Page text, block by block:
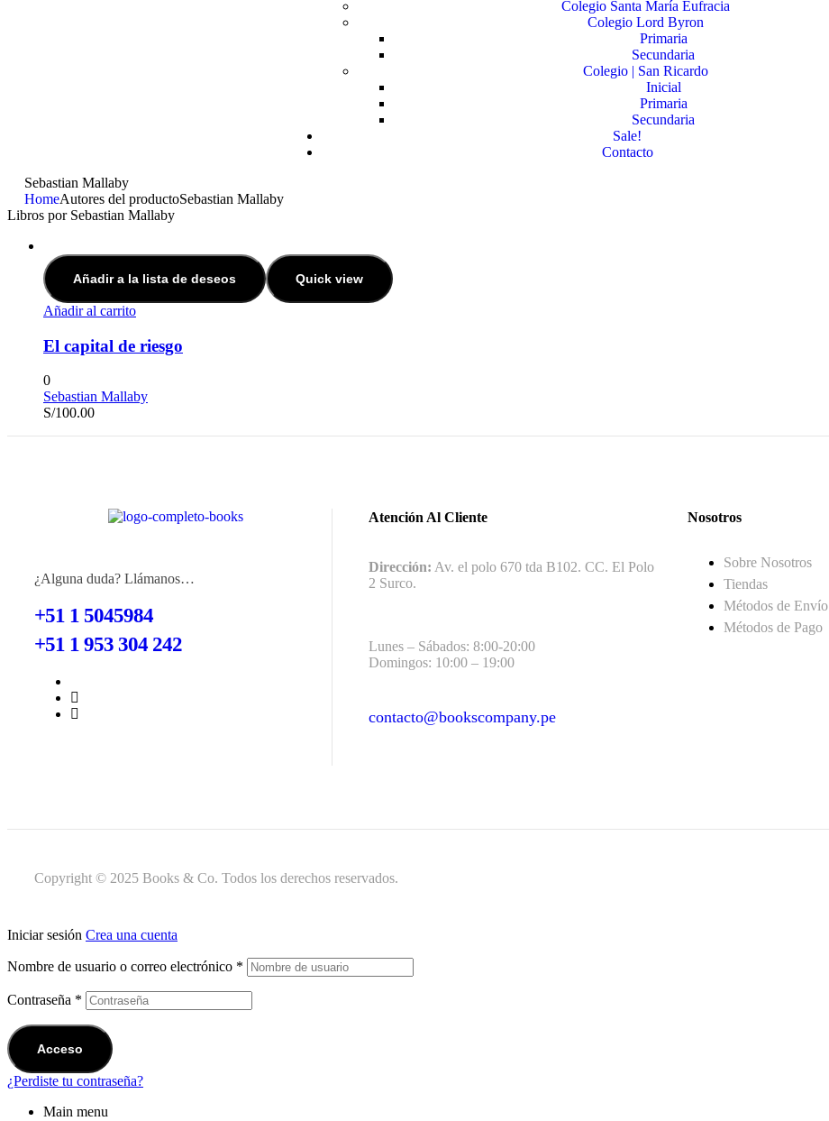
Colegio Santa María Eufracia
Colegio Lord Byron
Primaria
Secundaria
Colegio | San Ricardo
Inicial
Primaria
Secundaria
Sale!
Contacto
Sebastian Mallaby
HomeAutores del productoSebastian Mallaby
Libros por Sebastian Mallaby
Añadir a la lista de deseos Quick view
Añadir al carrito
El capital de riesgo
0
Sebastian Mallaby
S/100.00
¿Alguna duda? Llámanos…
+51 1 5045984
+51 1 953 304 242
Atención Al Cliente
Dirección: Av. el polo 670 tda B102. CC. El Polo
2 Surco.
Lunes – Sábados: 8:00-20:00
Domingos: 10:00 – 19:00
contacto@bookscompany.pe
Nosotros
Sobre Nosotros
Tiendas
Métodos de Envío
Métodos de Pago
Copyright © 2025 Books & Co. Todos los derechos reservados.
Iniciar sesión Crea una cuenta
Nombre de usuario o correo electrónico *
Contraseña *
Acceso
¿Perdiste tu contraseña?
Main menu